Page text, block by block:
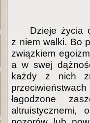
Dzieje życia
z niem walki. Bo
związkiem
a w swej
każdy z nich
łagodzone
altruistycznemi,